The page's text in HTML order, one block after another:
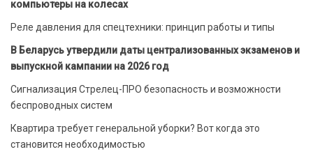
компьютеры на колесах
Реле давления для спецтехники: принцип работы и типы
В Беларусь утвердили даты централизованных экзаменов и
выпускной кампании на 2026 год
Сигнализация Стрелец-ПРО безопасность и возможности
беспроводных систем
Квартира требует генеральной уборки? Вот когда это
становится необходимостью